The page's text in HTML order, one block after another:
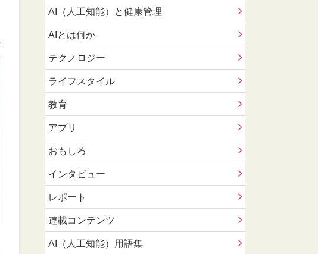
AI（人工知能）と健康管理
AIとは何か
テクノロジー
ライフスタイル
教育
アプリ
おもしろ
インタビュー
レポート
連載コンテンツ
AI（人工知能）用語集